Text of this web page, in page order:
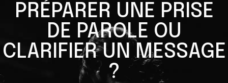
PRÉPARER UNE PRISE
DE PAROLE OU
CLARIFIER UN MESSAGE
?